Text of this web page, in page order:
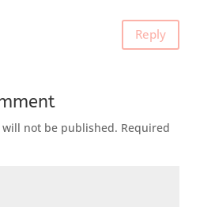
Reply
not be published. Required